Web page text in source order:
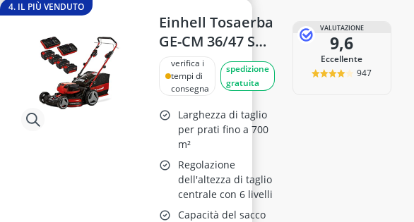
4. IL PIÙ VENDUTO
Einhell Tosaerba
GE-CM 36/47 S
HW Li (36 V, 47
cm)
verifica i
tempi di
consegna
spedizione
gratuita
Larghezza di taglio
per prati fino a 700
m²
Regolazione
dell'altezza di taglio
centrale con 6 livelli
Capacità del sacco
VALUTAZIONE
9,6
Eccellente
947